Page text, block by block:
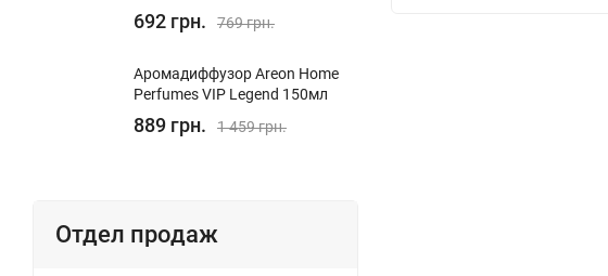
692 грн. 769 грн.
Аромадиффузор Areon Home
Perfumes VIP Legend 150мл
889 грн. 1 459 грн.
Отдел продаж